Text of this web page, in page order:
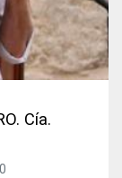
Cía.